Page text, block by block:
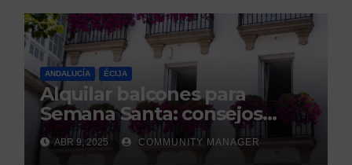
ANDALUCÍA ÉCIJA
Alquilar balcones para
Semana Santa: consejos
legales de la Asociación
Española de Consumidores.
ABR 9, 2025 COMMUNITY MANAGER